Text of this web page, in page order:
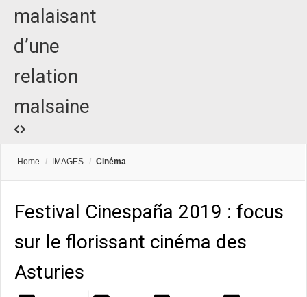
malaisant
d’une
relation
malsaine
Home / IMAGES / Cinéma
Festival Cinespaña 2019 : focus
sur le florissant cinéma des
Asturies